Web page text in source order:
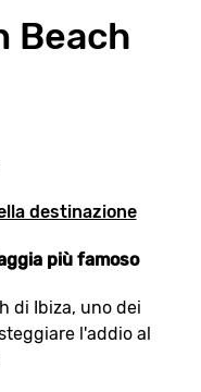
Beach
destinazione
più famoso
di Ibiza, uno dei
l'addio al